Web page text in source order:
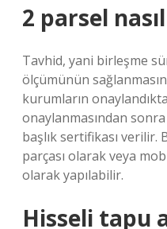
2 parsel
Tavhid, yani birleşme
ölçümünün
kurumların
onaylanmasından
başlık sertifikası
parçası olarak veya
olarak yapılabilir.
Hisseli tapu